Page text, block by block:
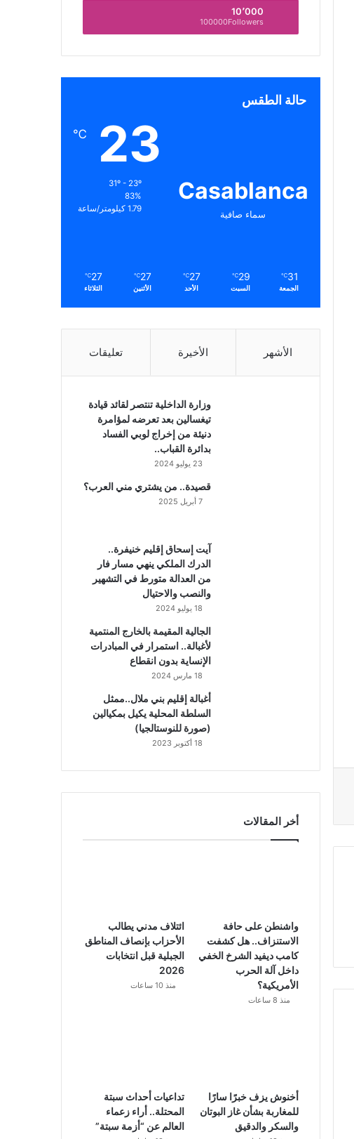
10٬000
100000Followers
حالة الطقس
Casablanca
سماء صافية
23
℃
31º - 23º
83%
1.79 كيلومتر/ساعة
31
℃
الجمعة
29
℃
السبت
27
℃
الأحد
27
℃
الأثنين
27
℃
الثلاثاء
الأشهر الأخيرة تعليقات
وزارة الداخلية تنتصر لقائد قيادة
تيغسالين بعد تعرضه لمؤامرة
دنيئة من إخراج لوبي الفساد
بدائرة القباب..
23 يوليو 2024
قصيدة.. من يشتري مني العرب؟
7 أبريل 2025
آيت إسحاق إقليم خنيفرة..
الدرك الملكي ينهي مسار فار
من العدالة متورط في التشهير
والنصب والاحتيال
18 يوليو 2024
الجالية المقيمة بالخارج المنتمية
لأغبالة.. استمرار في المبادرات
الإنساية بدون انقطاع
18 مارس 2024
أغبالة إقليم بني ملال..ممثل
السلطة المحلية يكيل بمكيالين
(صورة للنوستالجيا)
18 أكتوبر 2023
أخر المقالات
واشنطن على حافة
الاستنزاف.. هل كشفت
كامب ديفيد الشرخ الخفي
داخل آلة الحرب
الأمريكية؟
منذ 8 ساعات
ائتلاف مدني يطالب
الأحزاب بإنصاف المناطق
الجبلية قبل انتخابات
2026
منذ 10 ساعات
أخنوش يزف خبرًا سارًا
للمغاربة بشأن غاز البوتان
والسكر والدقيق
تداعيات أحداث سبتة
المحتلة.. أراء زعماء
العالم عن “أزمة سبتة”